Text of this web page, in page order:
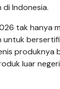
Indonesia.
tak hanya
untuk
produknya
luar